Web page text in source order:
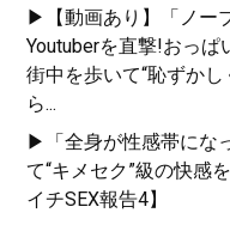
▶【動画あり】「ノー
Youtuberを直撃!おっ
街中を歩いて“恥ずか
ら...
▶「全身が性感帯にな
て“キメセク”級の快感
イチSEX報告4】